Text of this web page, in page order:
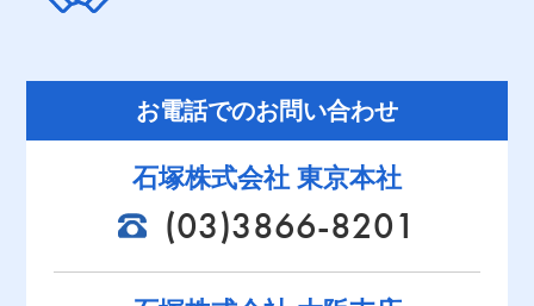
お電話でのお問い合わせ
石塚株式会社 東京本社
(03)3866-8201